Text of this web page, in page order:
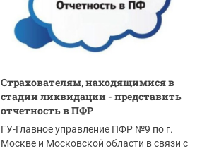
Страхователям, находящимися в
стадии ликвидации - представить
отчетность в ПФР
ГУ-Главное управление ПФР №9 по г.
Москве и Московской области в связи с